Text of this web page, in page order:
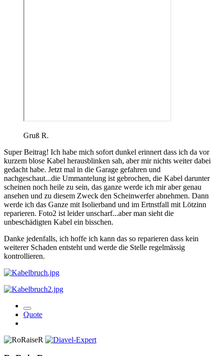
Gruß R.
Super Beitrag! Ich habe mich sofort dunkel erinnert dass ich da vor
kurzem blose Kabel herausblinken sah, aber mir nichts weiter dabei
gedacht habe. Jetzt mal in die Garage gefahren und
nachgeschaut...die Ummantelung ist gebrochen, die Kabel darunter
scheinen noch heile zu sein, das ganze werde ich mir aber genau
ansehen und zu diesem Zweck den Scheinwerfer abnehmen. Dann
werde ich das Ganze mit Isolierband und im Ertnstfall mit Lötzinn
reparieren. Foto2 ist leider unscharf...aber man sieht die
unbeschädigten Kabel ein bisschen.
Danke jedenfalls, ich hoffe ich kann das so reparieren dass kein
weiterer Schaden entsteht und werde die Stelle regelmässig
kontrollieren.
Quote